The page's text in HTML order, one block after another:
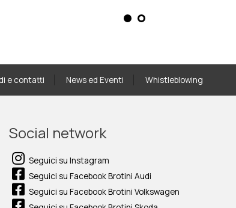
e contatti News ed Eventi Whistleblowing
Social network
Seguici su Instagram
Seguici su Facebook Brotini Audi
Seguici su Facebook Brotini Volkswagen